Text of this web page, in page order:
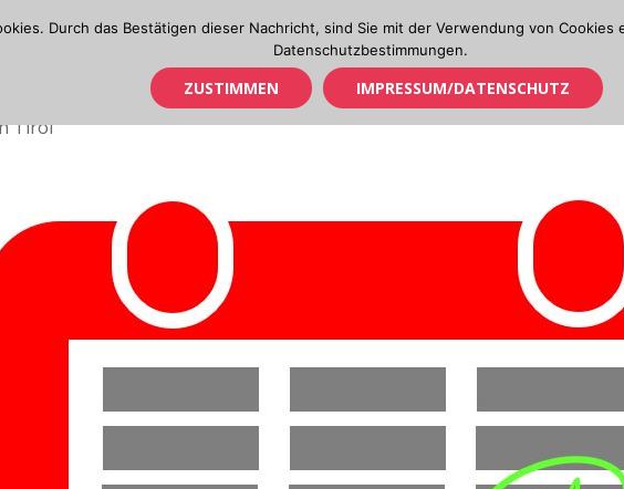
Tirol
OL IN TIROL CUP & TM
Durch das Bestätigen dieser Nachricht, sind Sie mit der Verwendung von
Datenschutzbestimmungen.
ZUSTIMMEN IMPRESSUM/DATENSCHUTZ